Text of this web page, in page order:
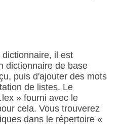
il est
dictionnaire de base
puis d'ajouter des mots
de listes. Le
» fourni avec le
cela. Vous trouverez
dans le répertoire «